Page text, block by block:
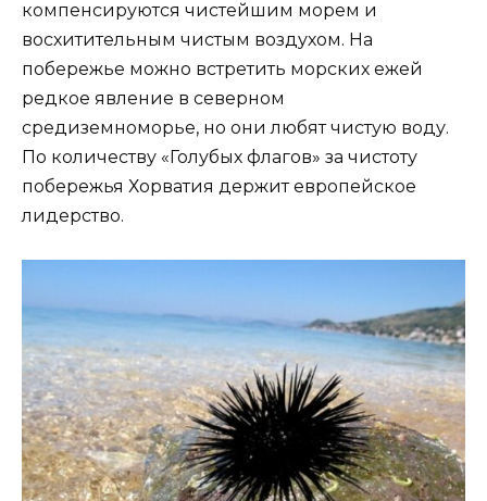
компенсируются чистейшим морем и
восхитительным чистым воздухом. На
побережье можно встретить морских ежей
редкое явление в северном
средиземноморье, но они любят чистую воду.
По количеству «Голубых флагов» за чистоту
побережья Хорватия держит европейское
лидерство.